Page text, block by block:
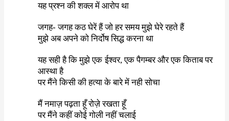
यह प्रश्न की शक्ल में आरोप था
जगह- जगह कठ घेरें हैं जो हर समय मुझे घेरे रहते हैं
मुझे अब अपने को निर्दोष सिद्ध करना था
यह सही है कि मुझे एक ईश्वर,एक पैगम्बर और एक किताब पर
आस्था है
पर मैंने किसी की हत्या के बारे में नही सोचा
मैं नमाज़ पढ़ता हूँ रोज़े रखता हूँ
पर मैंने कहीं कोई गोली नहीं चलाई